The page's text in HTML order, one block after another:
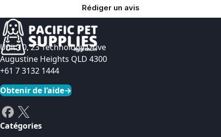
Rédiger un avis
Unit 10, 23 Technology Drive
Augustine Heights QLD 4300
+61 7 3132 1444
Obtenir de l’aide→
Catégories